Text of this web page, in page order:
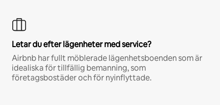
Letar du efter lägenheter med service?
Airbnb har fullt möblerade lägenhetsboenden som är
idealiska för tillfällig bemanning, som
företagsbostäder och för nyinflyttade.